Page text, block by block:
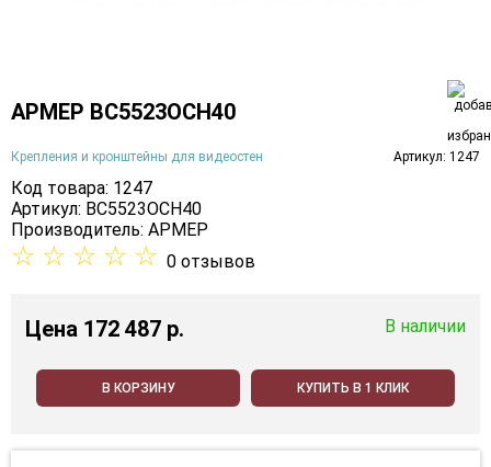
АРМЕР ВС5523ОСН40
Крепления и кронштейны для видеостен Артикул: 1247
Код товара: 1247
Артикул: ВС5523ОСН40
Производитель: АРМЕР
☆ ☆ ☆ ☆ ☆ 0 отзывов
Цена 172 487 p. В наличии
В КОРЗИНУ КУПИТЬ В 1 КЛИК